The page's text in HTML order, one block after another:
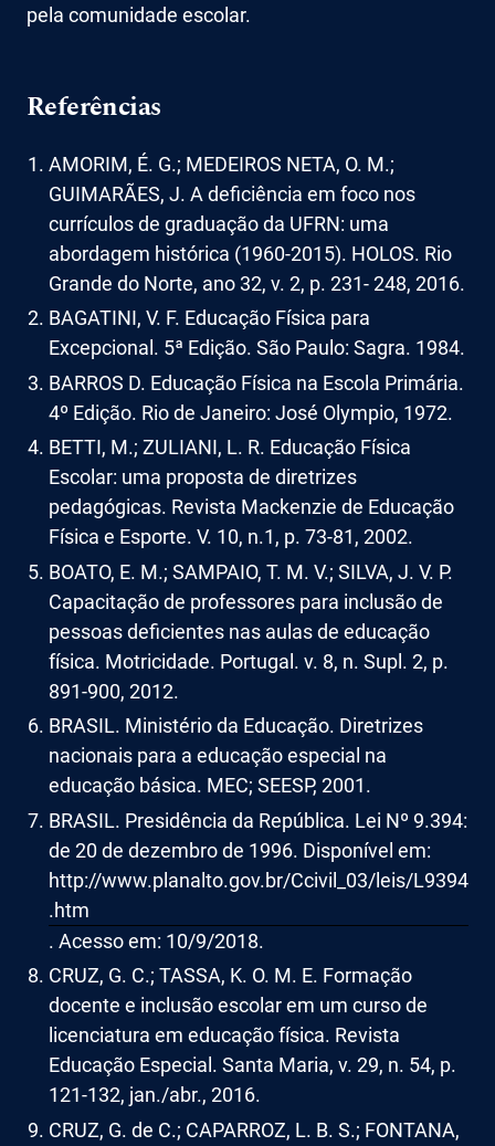
pela comunidade escolar.
Referências
AMORIM, É. G.; MEDEIROS NETA, O. M.;
GUIMARÃES, J. A deficiência em foco nos
currículos de graduação da UFRN: uma
abordagem histórica (1960-2015). HOLOS. Rio
Grande do Norte, ano 32, v. 2, p. 231- 248, 2016.
BAGATINI, V. F. Educação Física para
Excepcional. 5ª Edição. São Paulo: Sagra. 1984.
BARROS D. Educação Física na Escola Primária.
4º Edição. Rio de Janeiro: José Olympio, 1972.
BETTI, M.; ZULIANI, L. R. Educação Física
Escolar: uma proposta de diretrizes
pedagógicas. Revista Mackenzie de Educação
Física e Esporte. V. 10, n.1, p. 73-81, 2002.
BOATO, E. M.; SAMPAIO, T. M. V.; SILVA, J. V. P.
Capacitação de professores para inclusão de
pessoas deficientes nas aulas de educação
física. Motricidade. Portugal. v. 8, n. Supl. 2, p.
891-900, 2012.
BRASIL. Ministério da Educação. Diretrizes
nacionais para a educação especial na
educação básica. MEC; SEESP, 2001.
BRASIL. Presidência da República. Lei Nº 9.394:
de 20 de dezembro de 1996. Disponível em:
http://www.planalto.gov.br/Ccivil_03/leis/L9394
.htm
. Acesso em: 10/9/2018.
CRUZ, G. C.; TASSA, K. O. M. E. Formação
docente e inclusão escolar em um curso de
licenciatura em educação física. Revista
Educação Especial. Santa Maria, v. 29, n. 54, p.
121-132, jan./abr., 2016.
CRUZ, G. de C.; CAPARROZ, L. B. S.; FONTANA,